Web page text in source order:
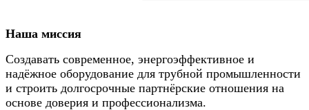
Наша миссия
Создавать современное, энергоэффективное и
надёжное оборудование для трубной промышленности
и строить долгосрочные партнёрские отношения на
основе доверия и профессионализма.